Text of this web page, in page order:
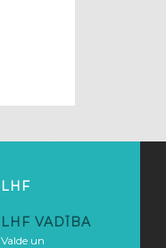
LHF
LHF VADĪBA
Valde un